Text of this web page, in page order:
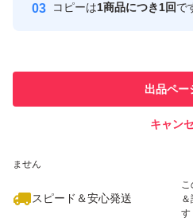
で
ません
スピード＆安心発送
す
コピーは1商品につき1回で
出品ペー
キャン